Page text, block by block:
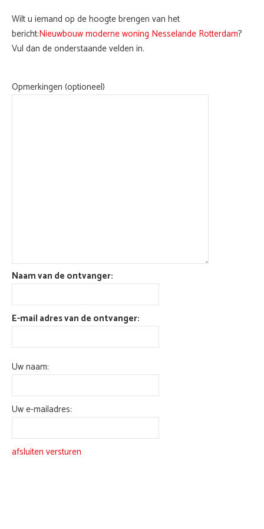
Wilt u iemand op de hoogte brengen van het
bericht:Nieuwbouw moderne woning Nesselande Rotterdam?
Vul dan de onderstaande velden in.
Opmerkingen (optioneel)
Naam van de ontvanger:
E-mail adres van de ontvanger:
Uw naam:
Uw e-mailadres:
afsluiten versturen